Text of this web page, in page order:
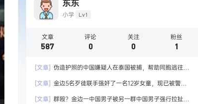
东东
小学 Lv1
文章
587
评论
0
关注
0
粉丝
1
[文章] 伪造护照的中国嫌疑人在泰国被捕，帮助同胞逃往国
[文章] 金边5名歹徒联手强奸了一名12岁女童，现已被警方
[文章] 群殴？金边一中国男子被另一群中国男子强行拉扯，